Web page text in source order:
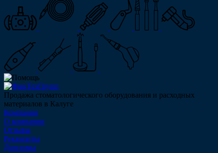
Продажа стоматологического оборудования и расходных
материалов в Калуге
Компания
О компании
Отзывы
Реквизиты
Дипломы